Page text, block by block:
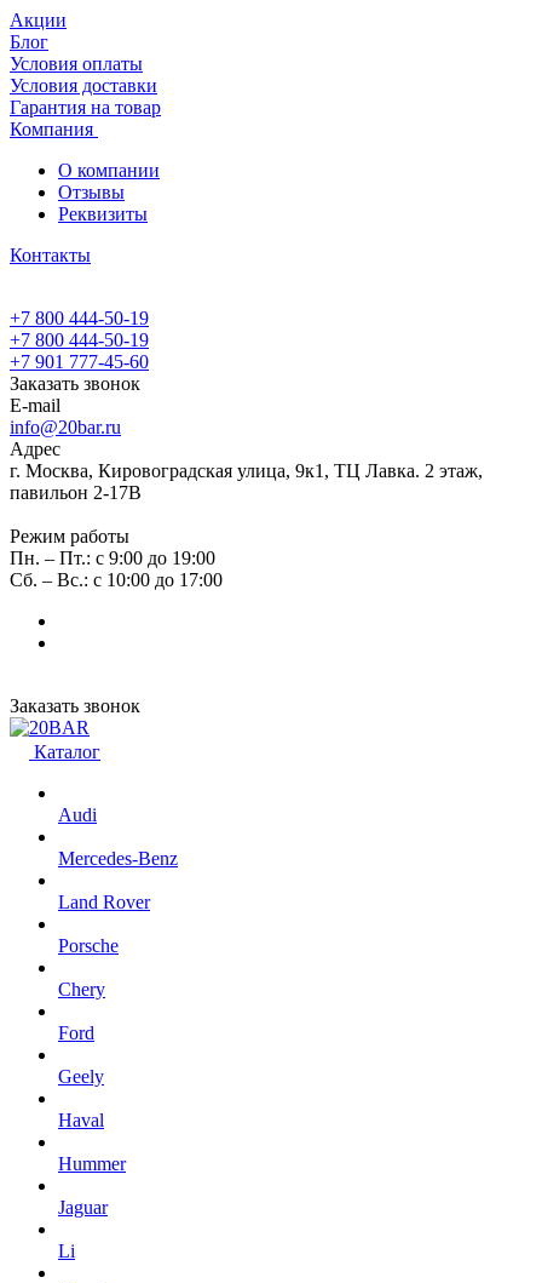
Акции
Блог
Условия оплаты
Условия доставки
Гарантия на товар
Компания
О компании
Отзывы
Реквизиты
Контакты
+7 800 444-50-19
+7 800 444-50-19
+7 901 777-45-60
Заказать звонок
E-mail
info@20bar.ru
Адрес
г. Москва, Кировоградская улица, 9к1, ТЦ Лавка. 2 этаж,
павильон 2-17В
Режим работы
Пн. – Пт.: с 9:00 до 19:00
Сб. – Вс.: с 10:00 до 17:00
Заказать звонок
Каталог
Audi
Mercedes-Benz
Land Rover
Porsche
Chery
Ford
Geely
Haval
Hummer
Jaguar
Li